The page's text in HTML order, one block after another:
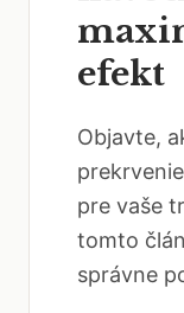
efekt
Objavte,
pre vaše
tomto
správne